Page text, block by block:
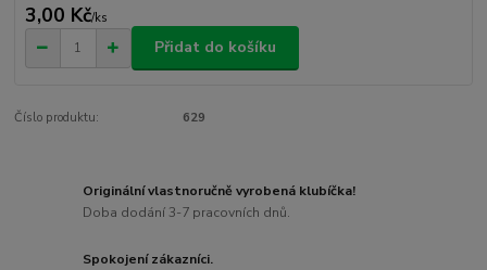
3,00 Kč/ks
Přidat do košíku
Číslo produktu: 629
Originální vlastnoručně vyrobená klubíčka!
Doba dodání 3-7 pracovních dnů.
Spokojení zákazníci.